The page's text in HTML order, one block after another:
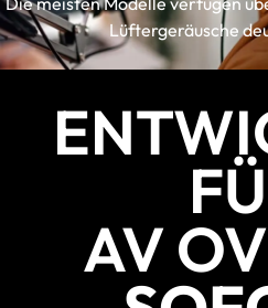
Lüftergeräusche
AV